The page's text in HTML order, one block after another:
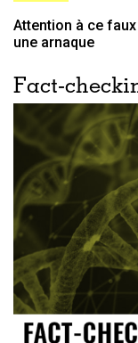
Attention à ce
une arnaque
Fact-